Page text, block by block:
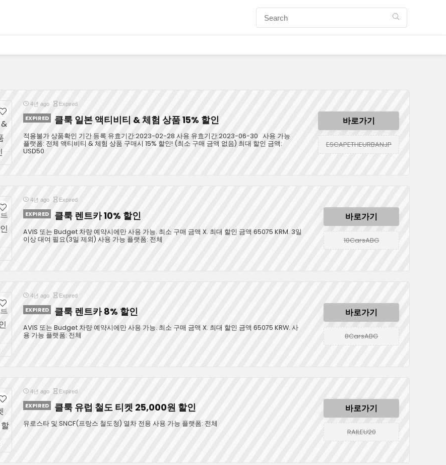
4년 ago Expired
EXPIRED 클룩 일본 액티비티 & 체험 상품 15% 할인
적용불가 상품확인 기간 등록 유효기간:2023-02-28 사용 유효기간:2023-06-30 사용 가능
플랫폼: 전체 액티비티 & 체험 상품 구매시 15% 할인! (최소 구매 금액 없음) 최대 할인 금액:
USD50
바로가기
ESCAPETHEURBANJP
4년 ago Expired
EXPIRED 클룩 렌트카 10% 할인
AVIS 또는 Budget 차량 예약시에만 사용 가능. 최소 구매 금액 X. 최대 할인 금액 65075 KRM. 3일
이상 대여 필요(3일 제외) 사용 가능 플랫폼: 전체
바로가기
10CarsABG
4년 ago Expired
EXPIRED 클룩 렌트카 8% 할인
AVIS 또는 Budget 차량 예약시에만 사용 가능. 최소 구매 금액 X. 최대 할인 금액 65075 KRW. 사
용 가능 플랫폼: 전체
바로가기
8CarsABG
4년 ago Expired
EXPIRED 클룩 유럽 철도 티켓 25,000원 할인
유로스타 및 SNCF(프랑스 철도청) 열차 전용 사용 가능 플랫폼: 전체
바로가기
RAILEU20